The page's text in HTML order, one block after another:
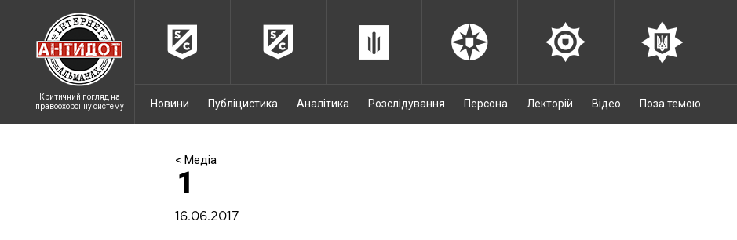
Критичний погляд на
правоохоронну систему
Новини Публіцистика Аналітика Розслідування Персона Лекторій Відео Поза темою
< Медіа
1
16.06.2017